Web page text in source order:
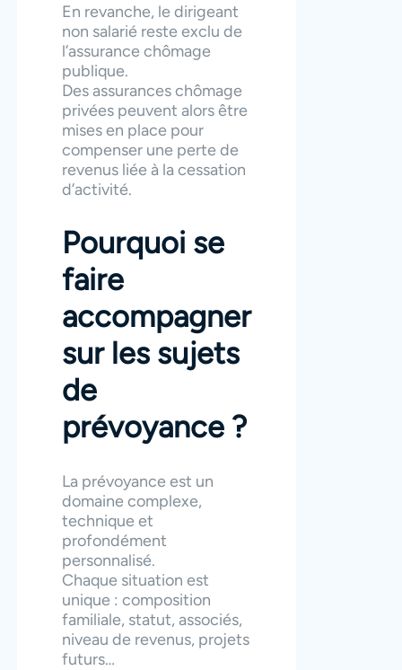
En revanche, le dirigeant
non salarié reste exclu de
l’assurance chômage
publique.
Des assurances chômage
privées peuvent alors être
mises en place pour
compenser une perte de
revenus liée à la cessation
d’activité.
Pourquoi se
faire
accompagner
sur les sujets
de
prévoyance ?
La prévoyance est un
domaine complexe,
technique et
profondément
personnalisé.
Chaque situation est
unique : composition
familiale, statut, associés,
niveau de revenus, projets
futurs…